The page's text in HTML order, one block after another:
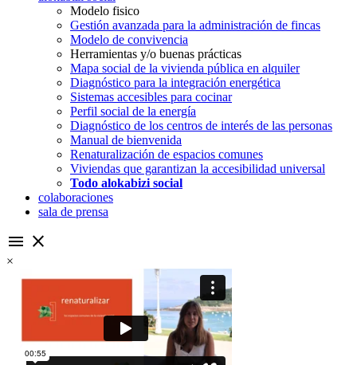
Modelo fisico
Gestión avanzada para la administración de fincas
Modelo de convivencia
Herramientas y/o buenas prácticas
Mapa social de la vivienda pública en alquiler
Diagnóstico para la integración energética
Sistemas accesibles para cocinar
Perfil social de la energía
Diagnóstico de los centros de interés de las personas
Manual de bienvenida
Renaturalización de espacios comunes
Viviendas que garantizan la accesibilidad universal
Todo alokabizi social
colaboraciones
sala de prensa
menu close
×